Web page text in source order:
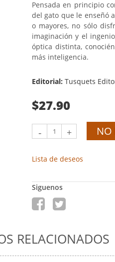
Pensada en principio
del gato que le enseñó
o mayores, no sólo
imaginación y el
óptica distinta,
más inteligencia.
Editorial: Tusquets
$27.90
- + NO
Lista de deseos
Siguenos
RELACIONADOS